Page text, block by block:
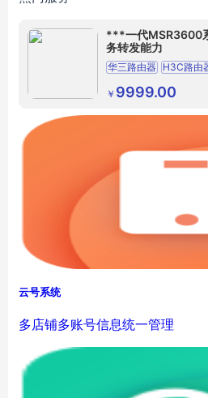
***一代MSR3600
务转发能力
华三路由器 H3C路由
H3C企业路由器
￥ 9999.00
云号系统
多店铺多账号信息统一管理